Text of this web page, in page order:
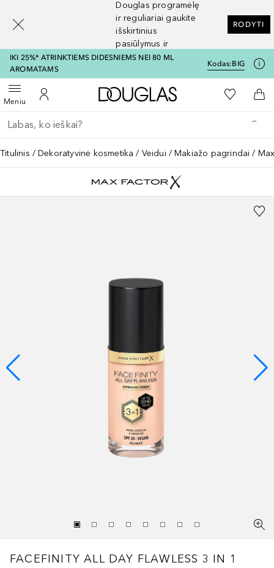
Douglas programėlę
ir reguliariai gaukite
išskirtinius
pasiūlymus ir
nuolaidas
RODYTI
IKI 25%* ATRINKTIEMS DIDESNIEMS NEI 80 ML
AROMATAMS
Kodas:BIG
MeniuAtidaryti meniuĮ mano paskyrą
Į Douglas pagrindinį
Į mano
Į
Grįžk atgal
Vykdykite paiešką
Titulinis Dekoratyvinė kosmetika Veidui Makiažo pagrindai
FACEFINITY ALL DAY FLAWLESS 3 IN 1
[navigation.slideout.screenreader]